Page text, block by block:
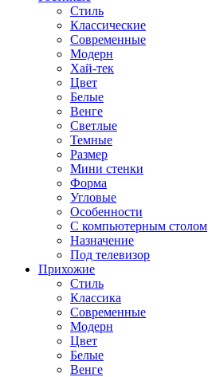
Стиль
Классические
Современные
Модерн
Хай-тек
Цвет
Белые
Венге
Светлые
Темные
Размер
Мини стенки
Форма
Угловые
Особенности
С компьютерным столом
Назначение
Под телевизор
Прихожие
Стиль
Классика
Современные
Модерн
Цвет
Белые
Венге